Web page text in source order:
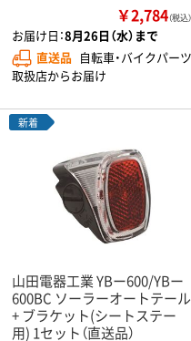
￥2,784（税込）
お届け日：8月26日（水）まで
直送品 自転車・バイクパーツ
取扱店からお届け
新着
山田電器工業 YBー600/YBー
600BC ソーラーオートテール
+ ブラケット(シートステー
用) 1セット（直送品）